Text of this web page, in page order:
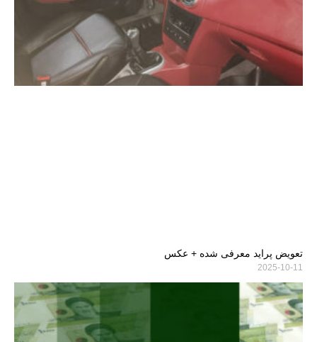
تعویض پراید معرفی شده + عکس
2025-10-11